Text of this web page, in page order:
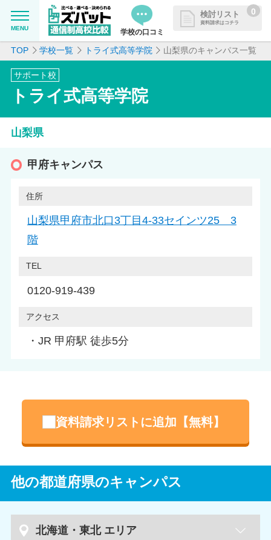
MENU 学校の口コミ
検討リスト
資料請求はコチラ
0
資料請求リストに追加しました
めて資料請求できます
MENU
学校を探したい
通信制高校について知りたい
掲載を希望される学校様へ
TOP 学校一覧 トライ式高等学院 山梨県のキャンパス一覧
サポート校
トライ式高等学院
山梨県
甲府キャンパス
住所
山梨県甲府市北口3丁目4-33セインツ25 3
階
TEL
0120-919-439
アクセス
・JR 甲府駅 徒歩5分
資料請求リストに追加【無料】
他の都道府県のキャンパス
北海道・東北 エリア